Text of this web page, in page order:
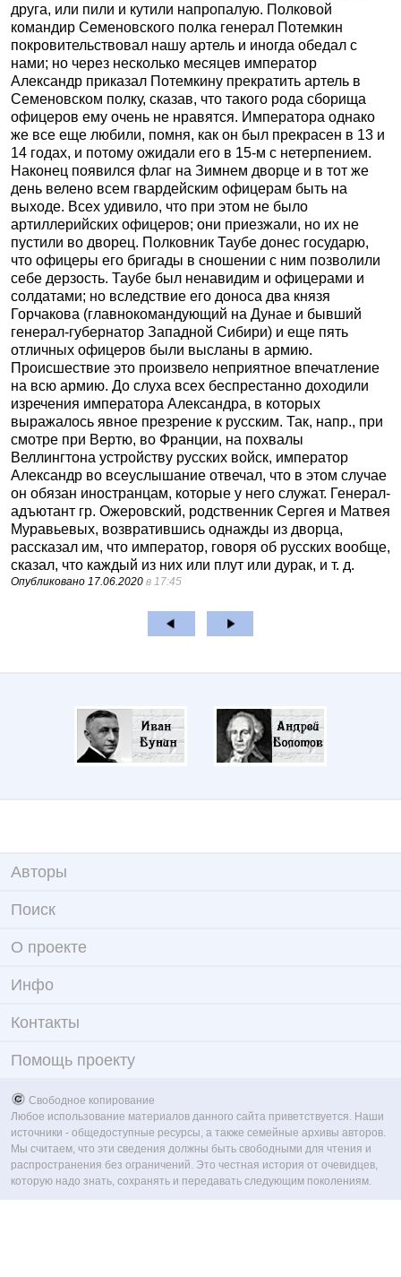
друга, или пили и кутили напропалую. Полковой
командир Семеновского полка генерал Потемкин
покровительствовал нашу артель и иногда обедал с
нами; но через несколько месяцев император
Александр приказал Потемкину прекратить артель в
Семеновском полку, сказав, что такого рода сборища
офицеров ему очень не нравятся. Императора однако
же все еще любили, помня, как он был прекрасен в 13 и
14 годах, и потому ожидали его в 15-м с нетерпением.
Наконец появился флаг на Зимнем дворце и в тот же
день велено всем гвардейским офицерам быть на
выходе. Всех удивило, что при этом не было
артиллерийских офицеров; они приезжали, но их не
пустили во дворец. Полковник Таубе донес государю,
что офицеры его бригады в сношении с ним позволили
себе дерзость. Таубе был ненавидим и офицерами и
солдатами; но вследствие его доноса два князя
Горчакова (главнокомандующий на Дунае и бывший
генерал-губернатор Западной Сибири) и еще пять
отличных офицеров были высланы в армию.
Происшествие это произвело неприятное впечатление
на всю армию. До слуха всех беспрестанно доходили
изречения императора Александра, в которых
выражалось явное презрение к русским. Так, напр., при
смотре при Вертю, во Франции, на похвалы
Веллингтона устройству русских войск, император
Александр во всеуслышание отвечал, что в этом случае
он обязан иностранцам, которые у него служат. Генерал-
адъютант гр. Ожеровский, родственник Сергея и Матвея
Муравьевых, возвратившись однажды из дворца,
рассказал им, что император, говоря об русских вообще,
сказал, что каждый из них или плут или дурак, и т. д.
Опубликовано 17.06.2020 в 17:45
Авторы
Поиск
О проекте
Инфо
Контакты
Помощь проекту
Свободное копирование
Любое использование материалов данного сайта приветствуется. Наши
источники - общедоступные ресурсы, а также семейные архивы авторов.
Мы считаем, что эти сведения должны быть свободными для чтения и
распространения без ограничений. Это честная история от очевидцев,
которую надо знать, сохранять и передавать следующим поколениям.